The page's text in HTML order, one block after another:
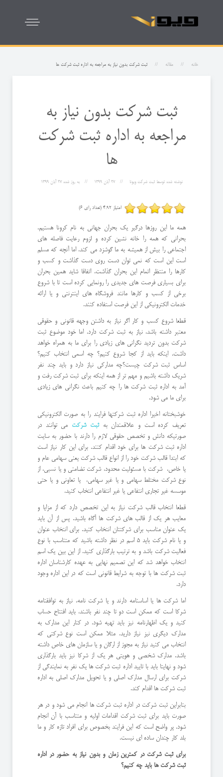
خانه مقاله ثبت شرکت بدون نیاز به مراجعه به اداره ثبت شرکت ها
ثبت شرکت بدون نیاز به
مراجعه به اداره ثبت شرکت
ها
نوشته شده توسطثبت شرکت ویونا 27 آبان 1399 به روز شده27 آبان 1399
امتیاز 4.92 (تعداد رای 6)
همه ما این روزها درگیر یک بحران جهانی به نام کرونا هستیم.
بحرانی که همه را خانه نشین کرده و لزوم رعایت فاصله های
اجتماعی را بیش از همیشه به ما گوشزد می کند. اما آنچه که مسلم
است این است که نمی توان دست روی دست گذاشت و کسب و
کارها را منتظر اتمام این بحران گذاشت. اتفاقا شاید همین بحران
برای بسیاری فرصت های جدیدی را رونمایی کرده است تا با شروع
برخی از کسب و کارها مانند فروشگاه های اینترنتی و یا ارائه
خدمات الکترونیکی از این فرصت استفاده کنند.
قطعا شروع کسب و کار اگر نیاز به داشتن وجهه قانونی و حقوقی
معتبر داشته باشد، نیاز به ثبت شرکت دارد. اما خود موضوع ثبت
شرکت بدون تردید نگرانی های زیادی را برای ما به همراه خواهد
داشت. اینکه باید از کجا شروع کنیم؟ چه اسمی انتخاب کنیم؟
اساس ثبت شرکت چیست؟چه مدارکی نیاز دارد و باید چند نفر
شریک داشته باشیم و مهم تر از همه اینکه برای ثبت شرکت رفت و
آمد به اداره ثبت شرکت ها را چه کنیم باعث نگرانی های زیادی
برای ما می شود.
خوشبختانه اخیرا اداره ثبت شرکتها فرایند را به صورت الکترونیکی
تعریف کرده است و علاقمندان بهثبت شرکت می توانند در
صورتیکه دانش و تخصص حقوقی لازم را دارند با حضور به سایت
اداره ثبت شرکت ها برای خود اقدام کنند. برای این کار نیاز است
که ابتدا قالب شرکت خود را از انواع قالب شرکت یعنی سهامی عام و
یا خاص، شرکت با مسئولیت محدود، شرکت تضامنی و یا نسبی، از
نوع شرکت مختلط سهامی و یا غیر سهامی، یا تعاونی و یا حتی
موسسه غیر تجاری انتفاعی یا غیر انتفاعی انتخاب کنید.
قطعا انتخاب قالب شرکت نیاز به این تخصص دارد که از مزایا و
معایب هر یک از قالب های شرکت ها آگاه باشید. پس از آن باید
یک عنوان مناسب برای شرکتتان انتخاب کنید. برای انتخاب عنوان
و یا نام شرکت باید 5 اسم در نظر داشته باشید که متناسب با نوع
فعالیت شرکت باشد و به ترتیب بارگذاری کنید. از این بین یک اسم
انتخاب خواهد شد که این تصمیم نهایی به عهده کارشناسان اداره
ثبت شرکت ها با توجه به شرایط قانونی است که در این اداره وجود
دارد.
اما شرکت ها یا اساسنامه دارند و یا شرکت نامه، نیاز به توافقنامه
شرکا است که ممکن است دو تا چند نفر باشند، باید افتتاح حساب
کنید و یک اظهارنامه نیز باید تهیه شود. در کنار این مدارک به
مدارک دیگری نیز نیاز دارید. مثلا ممکن است نوع شرکتی که
انتخاب می کنید نیاز به مجوز از ارگان و یا سازمان های خاص داشته
باشد. مدارک شخصی و هویتی هر یک از شرکا نیز باید بارگذاری
شود و نهایتا باید با تایید اداره ثبت شرکت ها یک نفر به نمایندگی از
شرکت برای ارسال مدارک اصلی و یا تحویل مدارک اصلی به اداره
ثبت شرکت ها اقدام کند.
بنابراین ثبت شرکت در اداره ثبت شرکت ها انجام می شود و در هر
صورت باید برای ثبت شرکت اقدامات اولیه و متناسب با آن انجام
شود. پر واضح است که این فرایند بخصوص برای افراد تازه کار و ما
بلد کار چندان ساده ای نیست.
برای ثبت شرکت در کمترین زمان و بدون نیاز به حضور در اداره
ثبت شرکت ها باید چه کنیم؟